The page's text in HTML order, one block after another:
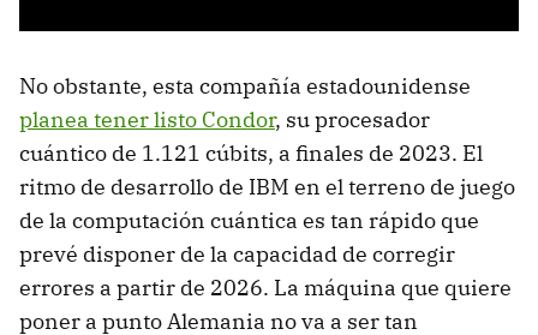
No obstante, esta compañía estadounidense
planea tener listo Condor, su procesador
cuántico de 1.121 cúbits, a finales de 2023. El
ritmo de desarrollo de IBM en el terreno de juego
de la computación cuántica es tan rápido que
prevé disponer de la capacidad de corregir
errores a partir de 2026. La máquina que quiere
poner a punto Alemania no va a ser tan